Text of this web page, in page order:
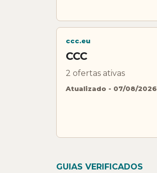
ccc.eu
CCC
2 ofertas ativas
Atualizado - 07/08/2026
GUIAS VERIFICADOS